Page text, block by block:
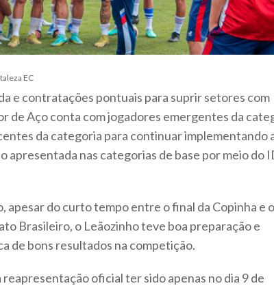
EC
e contratações pontuais para suprir setores com
de Aço conta com jogadores emergentes da
da categoria para continuar implementando
apresentada nas categorias de base por meio do
apesar do curto tempo entre o final da Copinha e o
Brasileiro, o Leãozinho teve boa preparação e
de bons resultados na competição.
oficial ter sido apenas no dia 9 de